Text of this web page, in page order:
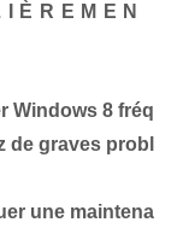
Windows 8 fréq
de graves probl
une maintena